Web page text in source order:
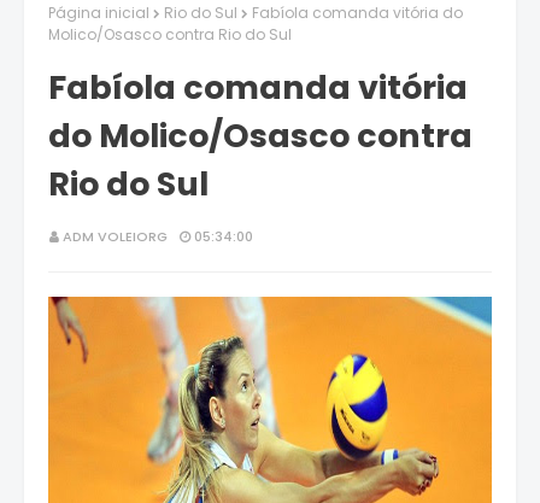
Página inicial Rio do Sul
Fabíola comanda vitória do
Molico/Osasco contra Rio do Sul
Fabíola comanda vitória
do Molico/Osasco contra
Rio do Sul
ADM VOLEIORG 05:34:00